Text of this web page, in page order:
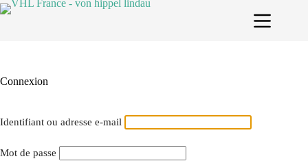
Passer
au
Connexion
Identifiant ou adresse e-mail
Mot de passe